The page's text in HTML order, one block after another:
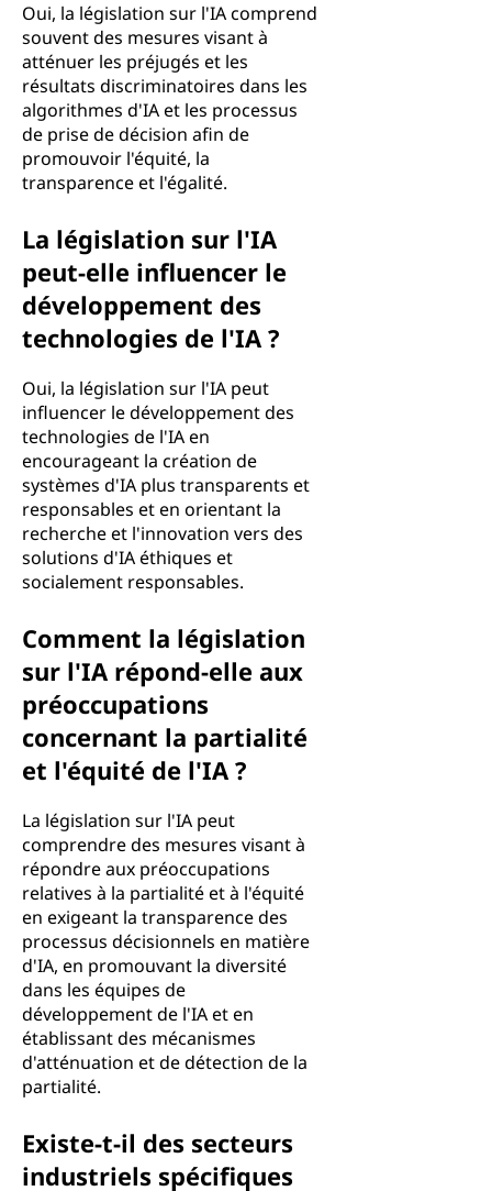
Oui, la législation sur l'IA comprend
souvent des mesures visant à
atténuer les préjugés et les
résultats discriminatoires dans les
algorithmes d'IA et les processus
de prise de décision afin de
promouvoir l'équité, la
transparence et l'égalité.
La législation sur l'IA
peut-elle influencer le
développement des
technologies de l'IA ?
Oui, la législation sur l'IA peut
influencer le développement des
technologies de l'IA en
encourageant la création de
systèmes d'IA plus transparents et
responsables et en orientant la
recherche et l'innovation vers des
solutions d'IA éthiques et
socialement responsables.
Comment la législation
sur l'IA répond-elle aux
préoccupations
concernant la partialité
et l'équité de l'IA ?
La législation sur l'IA peut
comprendre des mesures visant à
répondre aux préoccupations
relatives à la partialité et à l'équité
en exigeant la transparence des
processus décisionnels en matière
d'IA, en promouvant la diversité
dans les équipes de
développement de l'IA et en
établissant des mécanismes
d'atténuation et de détection de la
partialité.
Existe-t-il des secteurs
industriels spécifiques